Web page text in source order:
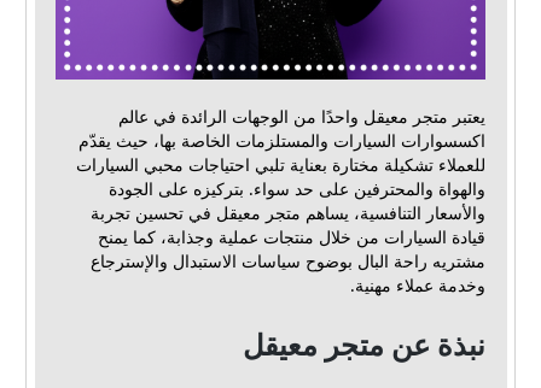
يعتبر متجر معيقل واحدًا من الوجهات الرائدة في عالم
اكسسوارات السيارات والمستلزمات الخاصة بها، حيث يقدّم
للعملاء تشكيلة مختارة بعناية تلبي احتياجات محبي السيارات
والهواة والمحترفين على حد سواء. بتركيزه على الجودة
والأسعار التنافسية، يساهم متجر معيقل في تحسين تجربة
قيادة السيارات من خلال منتجات عملية وجذابة، كما يمنح
مشتريه راحة البال بوضوح سياسات الاستبدال والإسترجاع
وخدمة عملاء مهنية.
نبذة عن متجر معيقل